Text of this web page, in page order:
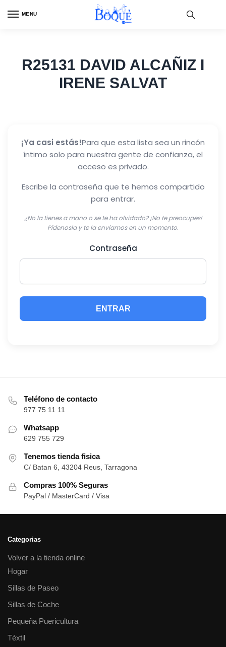
MENU
R25131 DAVID ALCAÑIZ I
IRENE SALVAT
¡Ya casi estás!Para que esta lista sea un rincón
íntimo solo para nuestra gente de confianza, el
acceso es privado.
Escribe la contraseña que te hemos compartido
para entrar.
¿No la tienes a mano o se te ha olvidado? ¡No te preocupes!
Pídenosla y te la enviamos en un momento.
Contraseña
Teléfono de contacto
977 75 11 11
Whatsapp
629 755 729
Tenemos tienda fisica
C/ Batan 6, 43204 Reus, Tarragona
Compras 100% Seguras
PayPal / MasterCard / Visa
Categorias
Volver a la tienda online
Hogar
Sillas de Paseo
Sillas de Coche
Pequeña Puericultura
Téxtil